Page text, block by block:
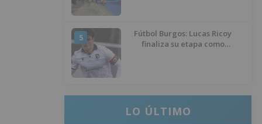
5
Fútbol Burgos: Lucas Ricoy
finaliza su etapa como
LO ÚLTIMO